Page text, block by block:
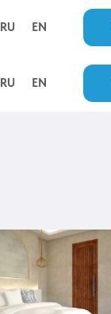
RU EN
RU EN